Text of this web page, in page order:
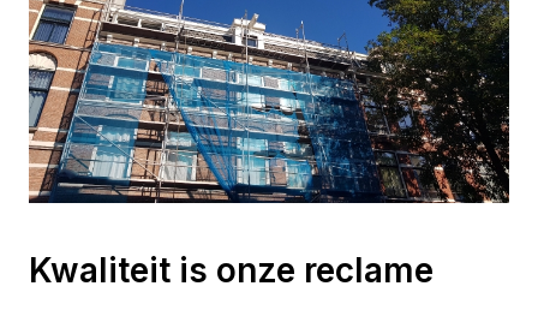
Kwaliteit is onze reclame